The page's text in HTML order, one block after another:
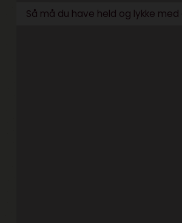
Så må du have held og lykke